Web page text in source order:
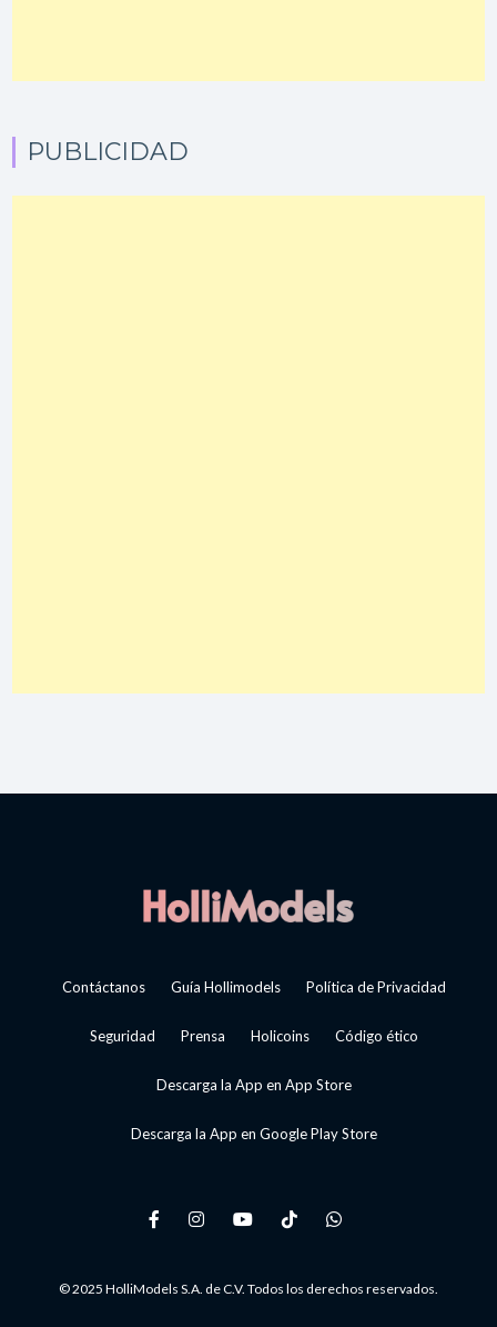
PUBLICIDAD
Contáctanos Guía Hollimodels Política de Privacidad
Seguridad Prensa Holicoins Código ético
Descarga la App en App Store
Descarga la App en Google Play Store
© 2025 HolliModels S.A. de C.V. Todos los derechos reservados.